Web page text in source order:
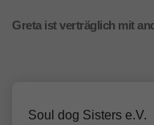
Greta ist verträglich mit
Soul dog Sisters e.V.